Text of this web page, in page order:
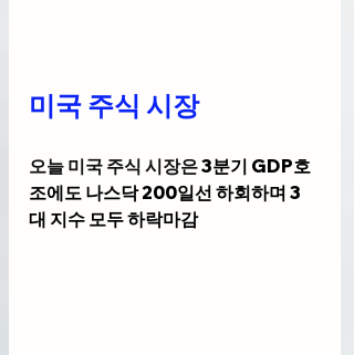
미국 주식 시장
오늘 미국 주식 시장은 3분기 GDP호
조에도 나스닥 200일선 하회하며 3
대 지수 모두 하락마감